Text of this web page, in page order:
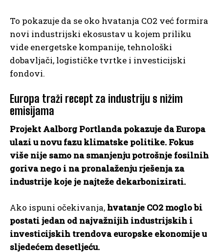
To pokazuje da se oko hvatanja CO2 već formira
novi industrijski ekosustav u kojem priliku
vide energetske kompanije, tehnološki
dobavljači, logističke tvrtke i investicijski
fondovi.
Europa traži recept za industriju s nižim
emisijama
Projekt Aalborg Portlanda pokazuje da Europa
ulazi u novu fazu klimatske politike. Fokus
više nije samo na smanjenju potrošnje fosilnih
goriva nego i na pronalaženju rješenja za
industrije koje je najteže dekarbonizirati.
Ako ispuni očekivanja, hvatanje CO2 moglo bi
postati jedan od najvažnijih industrijskih i
investicijskih trendova europske ekonomije u
sljedećem desetljeću.